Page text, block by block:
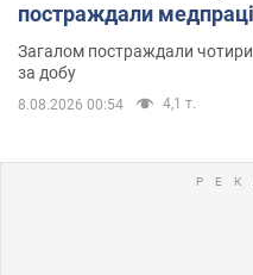
постраждали
Загалом постраждали чотири
за добу
8.08.2026 00:54 4,1 т.